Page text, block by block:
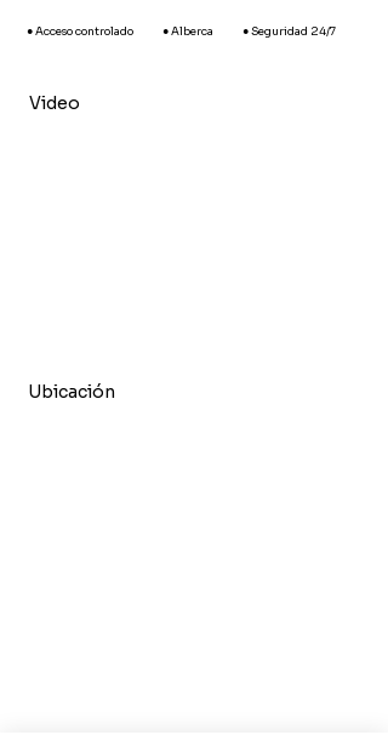
● Acceso controlado ● Alberca ● Seguridad 24/7
Video
Ubicación